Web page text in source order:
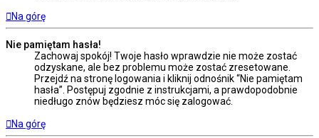
Na górę
Nie pamiętam hasła!
Zachowaj spokój! Twoje hasło wprawdzie nie może zostać
odzyskane, ale bez problemu może zostać zresetowane.
Przejdź na stronę logowania i kliknij odnośnik “Nie pamiętam
hasła”. Postępuj zgodnie z instrukcjami, a prawdopodobnie
niedługo znów będziesz móc się zalogować.
Na górę